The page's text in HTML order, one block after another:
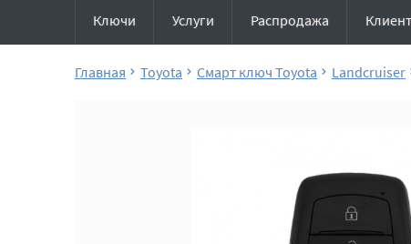
Ключи Услуги Распродажа
Главная Toyota Смарт ключ Toyota Landcruiser